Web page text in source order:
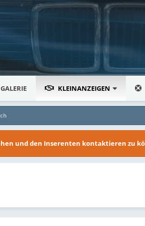
GALERIE KLEINANZEIGEN
und den Inserenten kontaktieren zu